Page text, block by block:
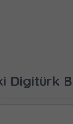
Digitürk